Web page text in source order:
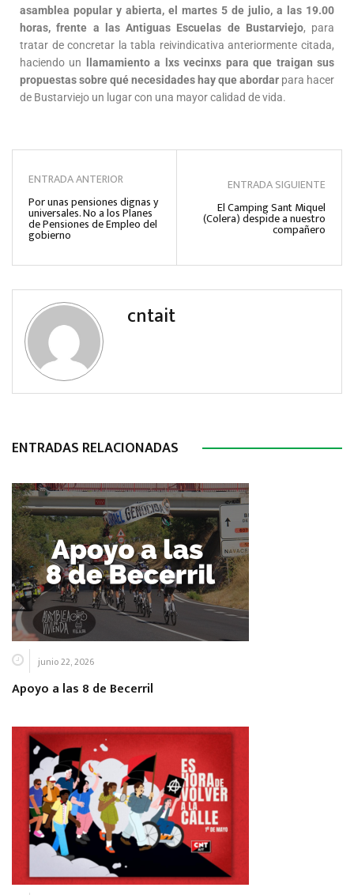
asamblea popular y abierta, el martes 5 de julio, a las 19.00
horas, frente a las Antiguas Escuelas de Bustarviejo, para
tratar de concretar la tabla reivindicativa anteriormente citada,
haciendo un llamamiento a lxs vecinxs para que traigan sus
propuestas sobre qué necesidades hay que abordar para hacer
de Bustarviejo un lugar con una mayor calidad de vida.
ENTRADA ANTERIOR
Por unas pensiones dignas y
universales. No a los Planes
de Pensiones de Empleo del
gobierno
ENTRADA SIGUIENTE
El Camping Sant Miquel
(Colera) despide a nuestro
compañero
cntait
ENTRADAS RELACIONADAS
junio 22, 2026
Apoyo a las 8 de Becerril